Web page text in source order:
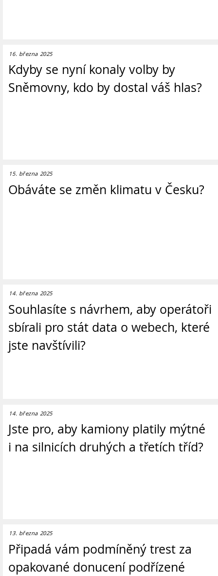
16. března 2025
Kdyby se nyní konaly volby by
Sněmovny, kdo by dostal váš hlas?
15. března 2025
Obáváte se změn klimatu v Česku?
14. března 2025
Souhlasíte s návrhem, aby operátoři
sbírali pro stát data o webech, které
jste navštívili?
14. března 2025
Jste pro, aby kamiony platily mýtné
i na silnicích druhých a třetích tříd?
13. března 2025
Připadá vám podmíněný trest za
opakované donucení podřízené